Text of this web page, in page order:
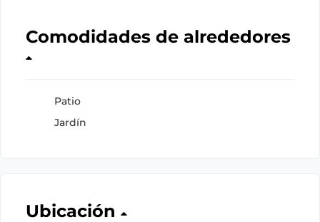
Comodidades de alrededores
Patio
Jardín
Ubicación